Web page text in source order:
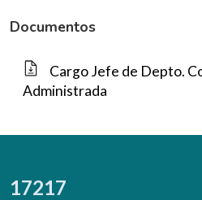
Documentos
Cargo Jefe de Depto.
Administrada
17217